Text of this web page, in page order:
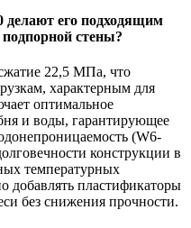
делают его подходящим
стены?
22,5 МПа, что
характерным для
оптимальное
и воды, гарантирующее
(W6-
конструкции в
температурных
добавлять пластификаторы
без снижения прочности.